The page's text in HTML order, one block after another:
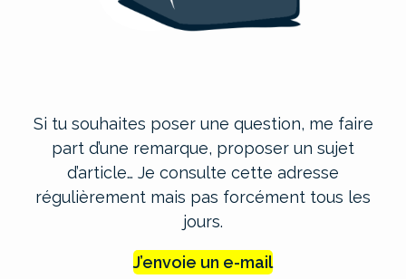
Si tu souhaites poser une question, me faire
part d’une remarque, proposer un sujet
d’article… Je consulte cette adresse
régulièrement mais pas forcément tous les
jours.
J’envoie un e-mail